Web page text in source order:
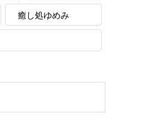
癒し処ゆめみ